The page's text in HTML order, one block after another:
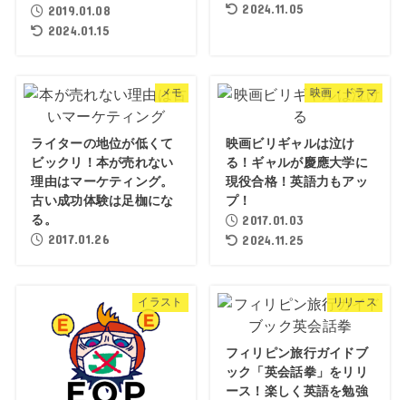
2019.01.08
2024.01.15
2024.11.05
メモ
ライターの地位が低くて
ビックリ！本が売れない
理由はマーケティング。
古い成功体験は足枷にな
る。
2017.01.26
映画・ドラマ
映画ビリギャルは泣け
る！ギャルが慶應大学に
現役合格！英語力もアッ
プ！
2017.01.03
2024.11.25
イラスト リリース
フィリピン旅行ガイドブ
ック「英会話拳」をリリ
ース！楽しく英語を勉強